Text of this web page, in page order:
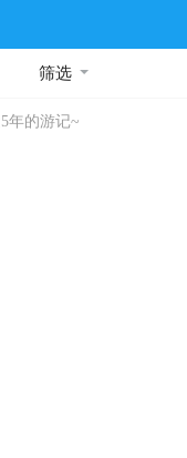
筛选
年的游记~